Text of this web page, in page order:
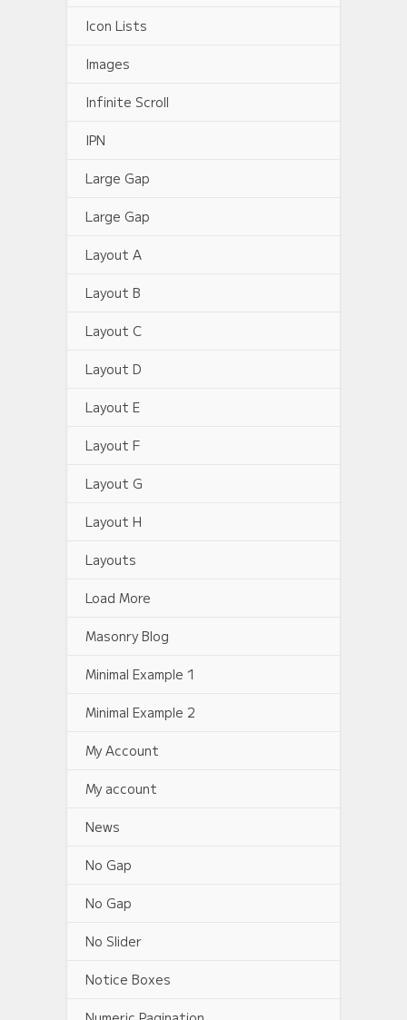
Icon Lists
Images
Infinite Scroll
IPN
Large Gap
Large Gap
Layout A
Layout B
Layout C
Layout D
Layout E
Layout F
Layout G
Layout H
Layouts
Load More
Masonry Blog
Minimal Example 1
Minimal Example 2
My Account
My account
News
No Gap
No Gap
No Slider
Notice Boxes